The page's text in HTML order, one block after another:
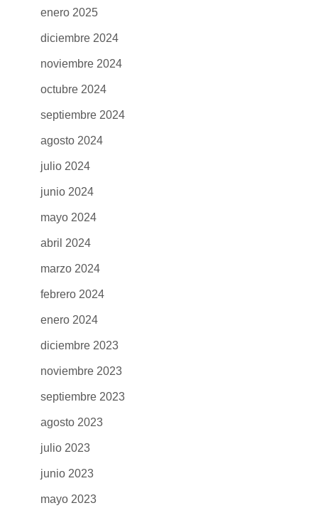
enero 2025
diciembre 2024
noviembre 2024
octubre 2024
septiembre 2024
agosto 2024
julio 2024
junio 2024
mayo 2024
abril 2024
marzo 2024
febrero 2024
enero 2024
diciembre 2023
noviembre 2023
septiembre 2023
agosto 2023
julio 2023
junio 2023
mayo 2023